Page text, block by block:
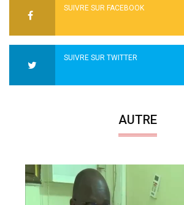
SUIVRE SUR FACEBOOK
SUIVRE SUR TWITTER
AUTRE